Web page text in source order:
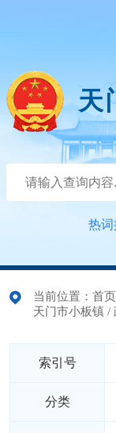
天
热词
当前位置： 首页
天门市小板镇 /
索引号
分类